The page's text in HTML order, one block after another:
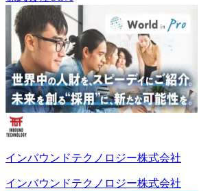
インバウンドテクノロジー株式会社
インバウンドテクノロジー株式会社